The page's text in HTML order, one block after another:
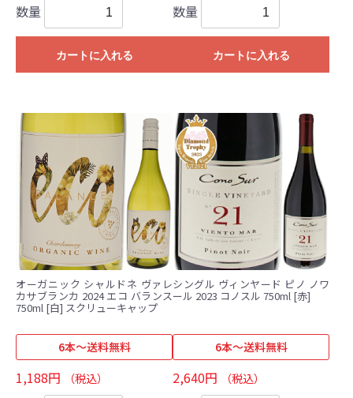
数量
カートに入れる
数量
カートに入れる
オーガニック シャルドネ ヴァレ
カサブランカ 2024 エコ バランス
750ml [白] スクリューキャップ
6本～送料無料
1,188円 （税込）
シングル ヴィンヤード ピノ ノワ
ール 2023 コノスル 750ml [赤]
6本～送料無料
2,640円 （税込）